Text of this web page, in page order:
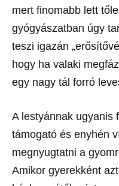
mert finomabb lett
gyógyászatban úgy
teszi igazán
hogy ha valaki
egy nagy tál forró
A lestyánnak ugyanis
támogató és enyhén
megnyugtatni a
Amikor gyerekként